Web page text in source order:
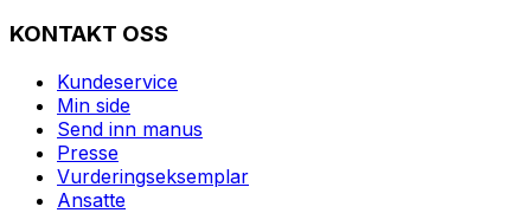
KONTAKT OSS
Kundeservice
Min side
Send inn manus
Presse
Vurderingseksemplar
Ansatte